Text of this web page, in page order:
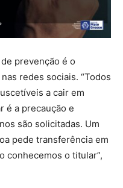
prevenção é o
redes sociais. “Todos
a cair em
é a precaução e
são solicitadas. Um
pede transferência em
conhecemos o titular”,